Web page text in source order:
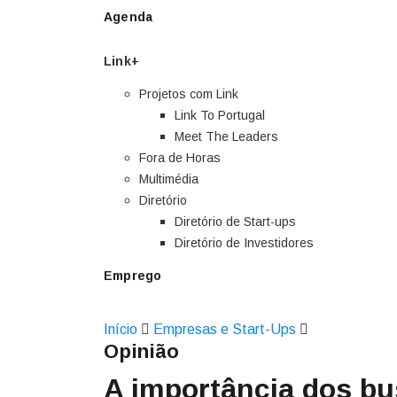
Agenda
Link+
Projetos com Link
Link To Portugal
Meet The Leaders
Fora de Horas
Multimédia
Diretório
Diretório de Start-ups
Diretório de Investidores
Emprego
Início Empresas e Start-Ups
Opinião
A importância dos